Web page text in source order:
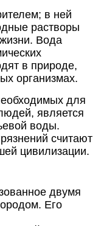
в ней
растворы
Вода
в природе,
организмах.
для
является
воды.
считают
цивилизации.
двумя
Его